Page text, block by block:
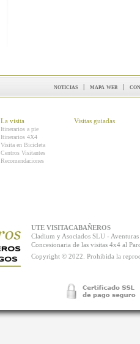
noticias | mapa web |
La visita
Itinerarios a pie
Itinerarios 4X4
Visita en Bicicleta
Centros Visitantes
Recomendaciones
Visitas guiadas
UTE VISITACABAÑEROS
Cladium y Asociados SLU -
Concesionaria de las visitas 4x4 al
Copyright © 2022. Prohibida la